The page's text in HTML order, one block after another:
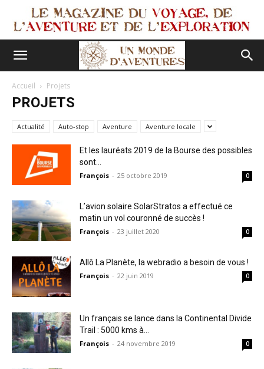
Accueil Projets
PROJETS
Actualité Auto-stop Aventure Aventure locale
Et les lauréats 2019 de la Bourse des possibles
sont…
François - 25 octobre 2019 0
L’avion solaire SolarStratos a effectué ce
matin un vol couronné de succès !
François - 23 juillet 2020 0
Allô La Planète, la webradio a besoin de vous !
François - 22 juin 2019 0
Un français se lance dans la Continental Divide
Trail : 5000 kms à...
François - 24 novembre 2019 0